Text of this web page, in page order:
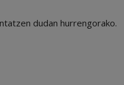
dudan hurrengorako.